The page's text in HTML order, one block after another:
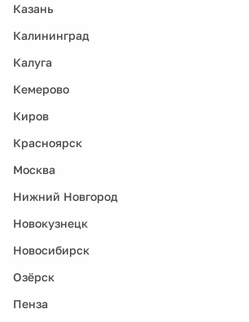
Казань
Калининград
Калуга
Кемерово
Киров
Красноярск
Москва
Нижний Новгород
Новокузнецк
Новосибирск
Озёрск
Пенза